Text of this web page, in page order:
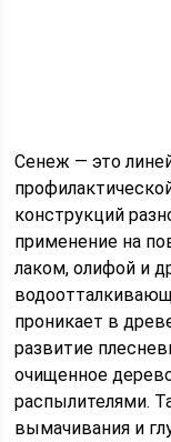
Сенеж — это
конструкций
применение на
лаком, олифой и
проникает в
развитие
очищенное
распылителями.
вымачивания и